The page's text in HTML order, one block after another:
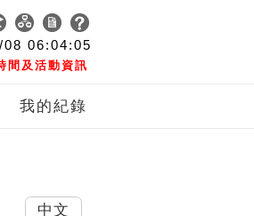
08 06:04:06
間及活動資訊
我的紀錄